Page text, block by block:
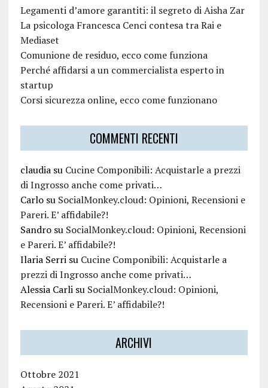
Legamenti d’amore garantiti: il segreto di Aisha Zar
La psicologa Francesca Cenci contesa tra Rai e
Mediaset
Comunione de residuo, ecco come funziona
Perché affidarsi a un commercialista esperto in
startup
Corsi sicurezza online, ecco come funzionano
COMMENTI RECENTI
claudiasu Cucine Componibili: Acquistarle a prezzi
di Ingrosso anche come privati…
Carlosu SocialMonkey.cloud: Opinioni, Recensioni e
Pareri. E’ affidabile?!
Sandrosu SocialMonkey.cloud: Opinioni, Recensioni
e Pareri. E’ affidabile?!
Ilaria Serrisu Cucine Componibili: Acquistarle a
prezzi di Ingrosso anche come privati…
Alessia Carlisu SocialMonkey.cloud: Opinioni,
Recensioni e Pareri. E’ affidabile?!
ARCHIVI
Ottobre 2021